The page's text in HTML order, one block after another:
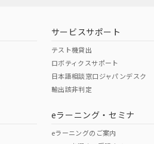
サービスサポート
テスト機貸出
ロボティクスサポート
日本語相談窓口ジャパンデスク
輸出該非判定
eラーニング・セミナ
eラーニングのご案内